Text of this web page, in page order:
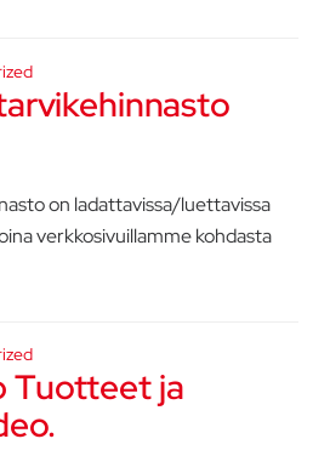
on ladattavissa/luettavissa
verkkosivuillamme kohdasta
Tuotteet ja